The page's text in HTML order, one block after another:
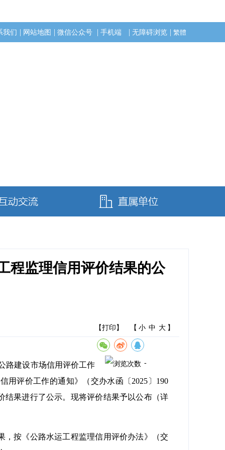
我们 | 网站地图 | 微信公众号 | 手机端 | 无障碍浏览 | 繁體
程监理信用评价结果的公
【打印】 【 小 中 大 】
-
路建设市场信用评价工作
用评价工作的通知》（交办水函〔2025〕190
结果进行了公示。现将评价结果予以公布（详
，按《公路水运工程监理信用评价办法》（交